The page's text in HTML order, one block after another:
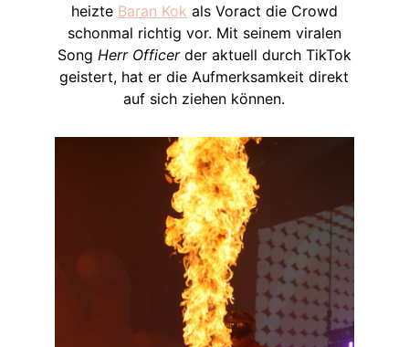
heizte Baran Kok als Voract die Crowd
schonmal richtig vor. Mit seinem viralen
Song Herr Officerder aktuell durch TikTok
geistert, hat er die Aufmerksamkeit direkt
auf sich ziehen können.